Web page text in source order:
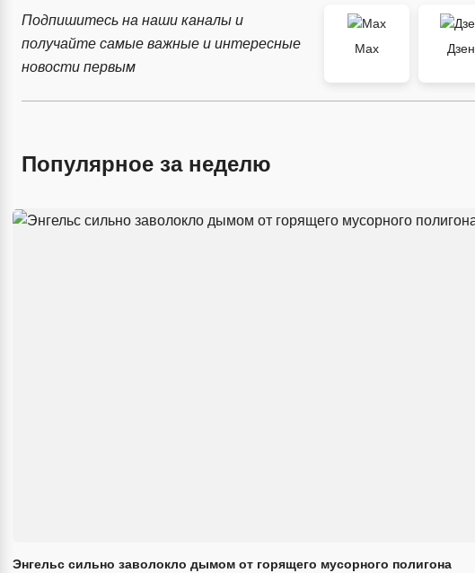
Подпишитесь на наши каналы и
получайте самые важные и интересные
новости первым
Max
Дзен
Популярное за неделю
Энгельс сильно заволокло дымом от горящего мусорного полигона